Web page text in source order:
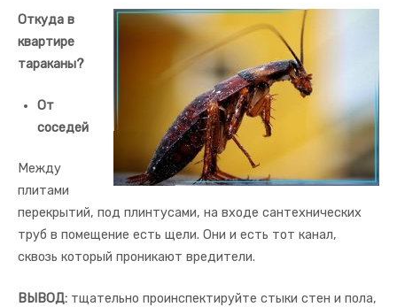
Откуда в
квартире
тараканы?
От
соседей
Между
плитами
перекрытий, под плинтусами, на входе сантехнических
труб в помещение есть щели. Они и есть тот канал,
сквозь который проникают вредители.
ВЫВОД: тщательно проинспектируйте стыки стен и пола,